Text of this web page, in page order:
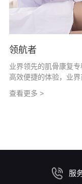
领航者
业界领先的肌骨康复
高效便捷的体验，业
查看更多 >
服